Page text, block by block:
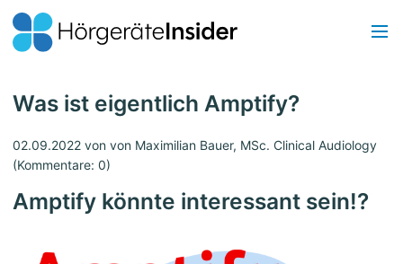
Was ist eigentlich Amptify?
02.09.2022 von von Maximilian Bauer, MSc. Clinical Audiology
(Kommentare: 0)
Amptify könnte interessant sein!?